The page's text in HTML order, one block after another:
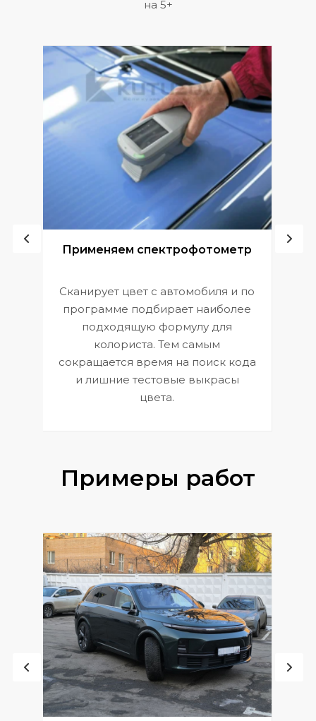
на 5+
Применяем спектрофотометр
Сканирует цвет с автомобиля и по
программе подбирает наиболее
подходящую формулу для
колориста. Тем самым
сокращается время на поиск кода
и лишние тестовые выкрасы
цвета.
Примеры работ